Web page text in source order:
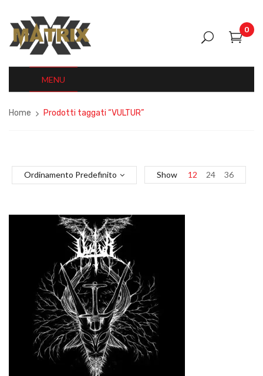
0
MENU
Home Prodotti taggati “VULTUR”
Ordinamento Predefinito Show 12 24 36